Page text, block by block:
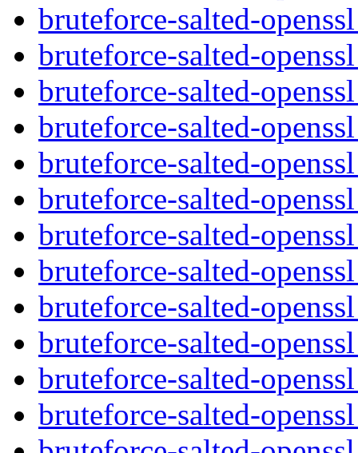
bruteforce-salted-
bruteforce-salted-
bruteforce-salted-
bruteforce-salted-
bruteforce-salted-
bruteforce-salted-
bruteforce-salted-
bruteforce-salted-
bruteforce-salted-
bruteforce-salted-
bruteforce-salted-
bruteforce-salted-